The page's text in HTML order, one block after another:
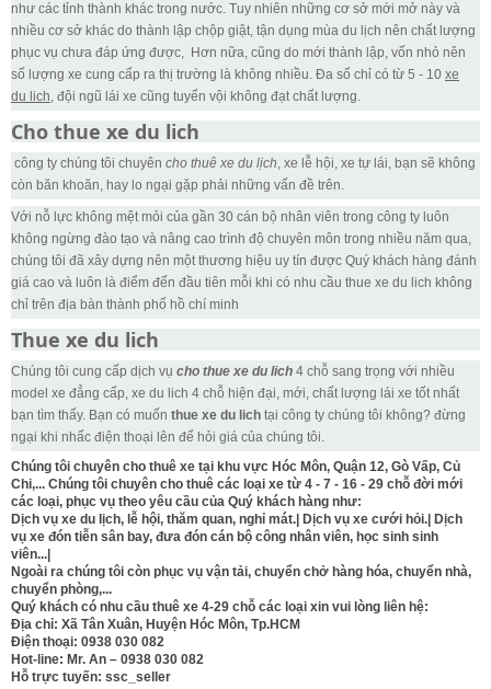
như các tỉnh thành khác trong nước. Tuy nhiên những cơ sở mới mở này và
nhiều cơ sở khác do thành lập chộp giật, tận dụng mùa du lịch nên chất lượng
phục vụ chưa đáp ứng được, Hơn nữa, cũng do mới thành lập, vốn nhỏ nên
số lượng xe cung cấp ra thị trường là không nhiều. Đa số chỉ có từ 5 - 10 xe
du lich, đội ngũ lái xe cũng tuyển vội không đạt chất lượng.
Cho thue xe du lich
công ty chúng tôi chuyên cho thuê xe du lịch, xe lễ hội, xe tự lái, bạn sẽ không
còn băn khoăn, hay lo ngại gặp phải những vấn đề trên.
Với nỗ lực không mệt mỏi của gần 30 cán bộ nhân viên trong công ty luôn
không ngừng đào tạo và nâng cao trình độ chuyên môn trong nhiều năm qua,
chúng tôi đã xây dựng nên một thương hiệu uy tín được Quý khách hàng đánh
giá cao và luôn là điểm đến đầu tiên mỗi khi có nhu cầu thue xe du lich không
chỉ trên địa bàn thành phố hồ chí minh
Thue xe du lich
Chúng tôi cung cấp dịch vụ cho thue xe du lich 4 chỗ sang trọng với nhiều
model xe đẳng cấp, xe du lich 4 chỗ hiện đại, mới, chất lượng lái xe tốt nhất
bạn tìm thấy. Bạn có muốn thue xe du lich tại công ty chúng tôi không? đừng
ngại khi nhấc điện thoại lên để hỏi giá của chúng tôi.
Chúng tôi chuyên cho thuê xe tại khu vực Hóc Môn, Quận 12, Gò Vấp, Củ
Chi,... Chúng tôi chuyên cho thuê các loại xe từ 4 - 7 - 16 - 29 chỗ đời mới
các loại, phục vụ theo yêu cầu của Quý khách hàng như:
Dịch vụ xe du lịch, lễ hội, thăm quan, nghỉ mát.| Dịch vụ xe cưới hỏi.| Dịch
vụ xe đón tiễn sân bay, đưa đón cán bộ công nhân viên, học sinh sinh
viên...|
Ngoài ra chúng tôi còn phục vụ vận tải, chuyển chở hàng hóa, chuyển nhà,
chuyển phòng,...
Quý khách có nhu cầu thuê xe 4-29 chỗ các loại xin vui lòng liên hệ:
Địa chỉ: Xã Tân Xuân, Huyện Hóc Môn, Tp.HCM
Điện thoại: 0938 030 082
Hot-line: Mr. An – 0938 030 082
Hỗ trực tuyến: ssc_seller